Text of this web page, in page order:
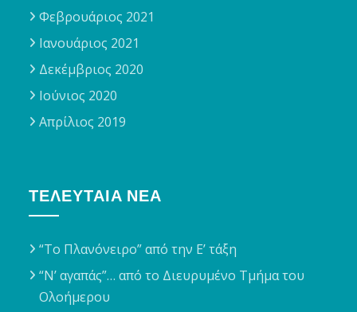
Φεβρουάριος 2021
Ιανουάριος 2021
Δεκέμβριος 2020
Ιούνιος 2020
Απρίλιος 2019
ΤΕΛΕΥΤΑΊΑ ΝΈΑ
“Το Πλανόνειρο” από την Ε’ τάξη
“Ν’ αγαπάς”… από το Διευρυμένο Τμήμα του
Ολοήμερου